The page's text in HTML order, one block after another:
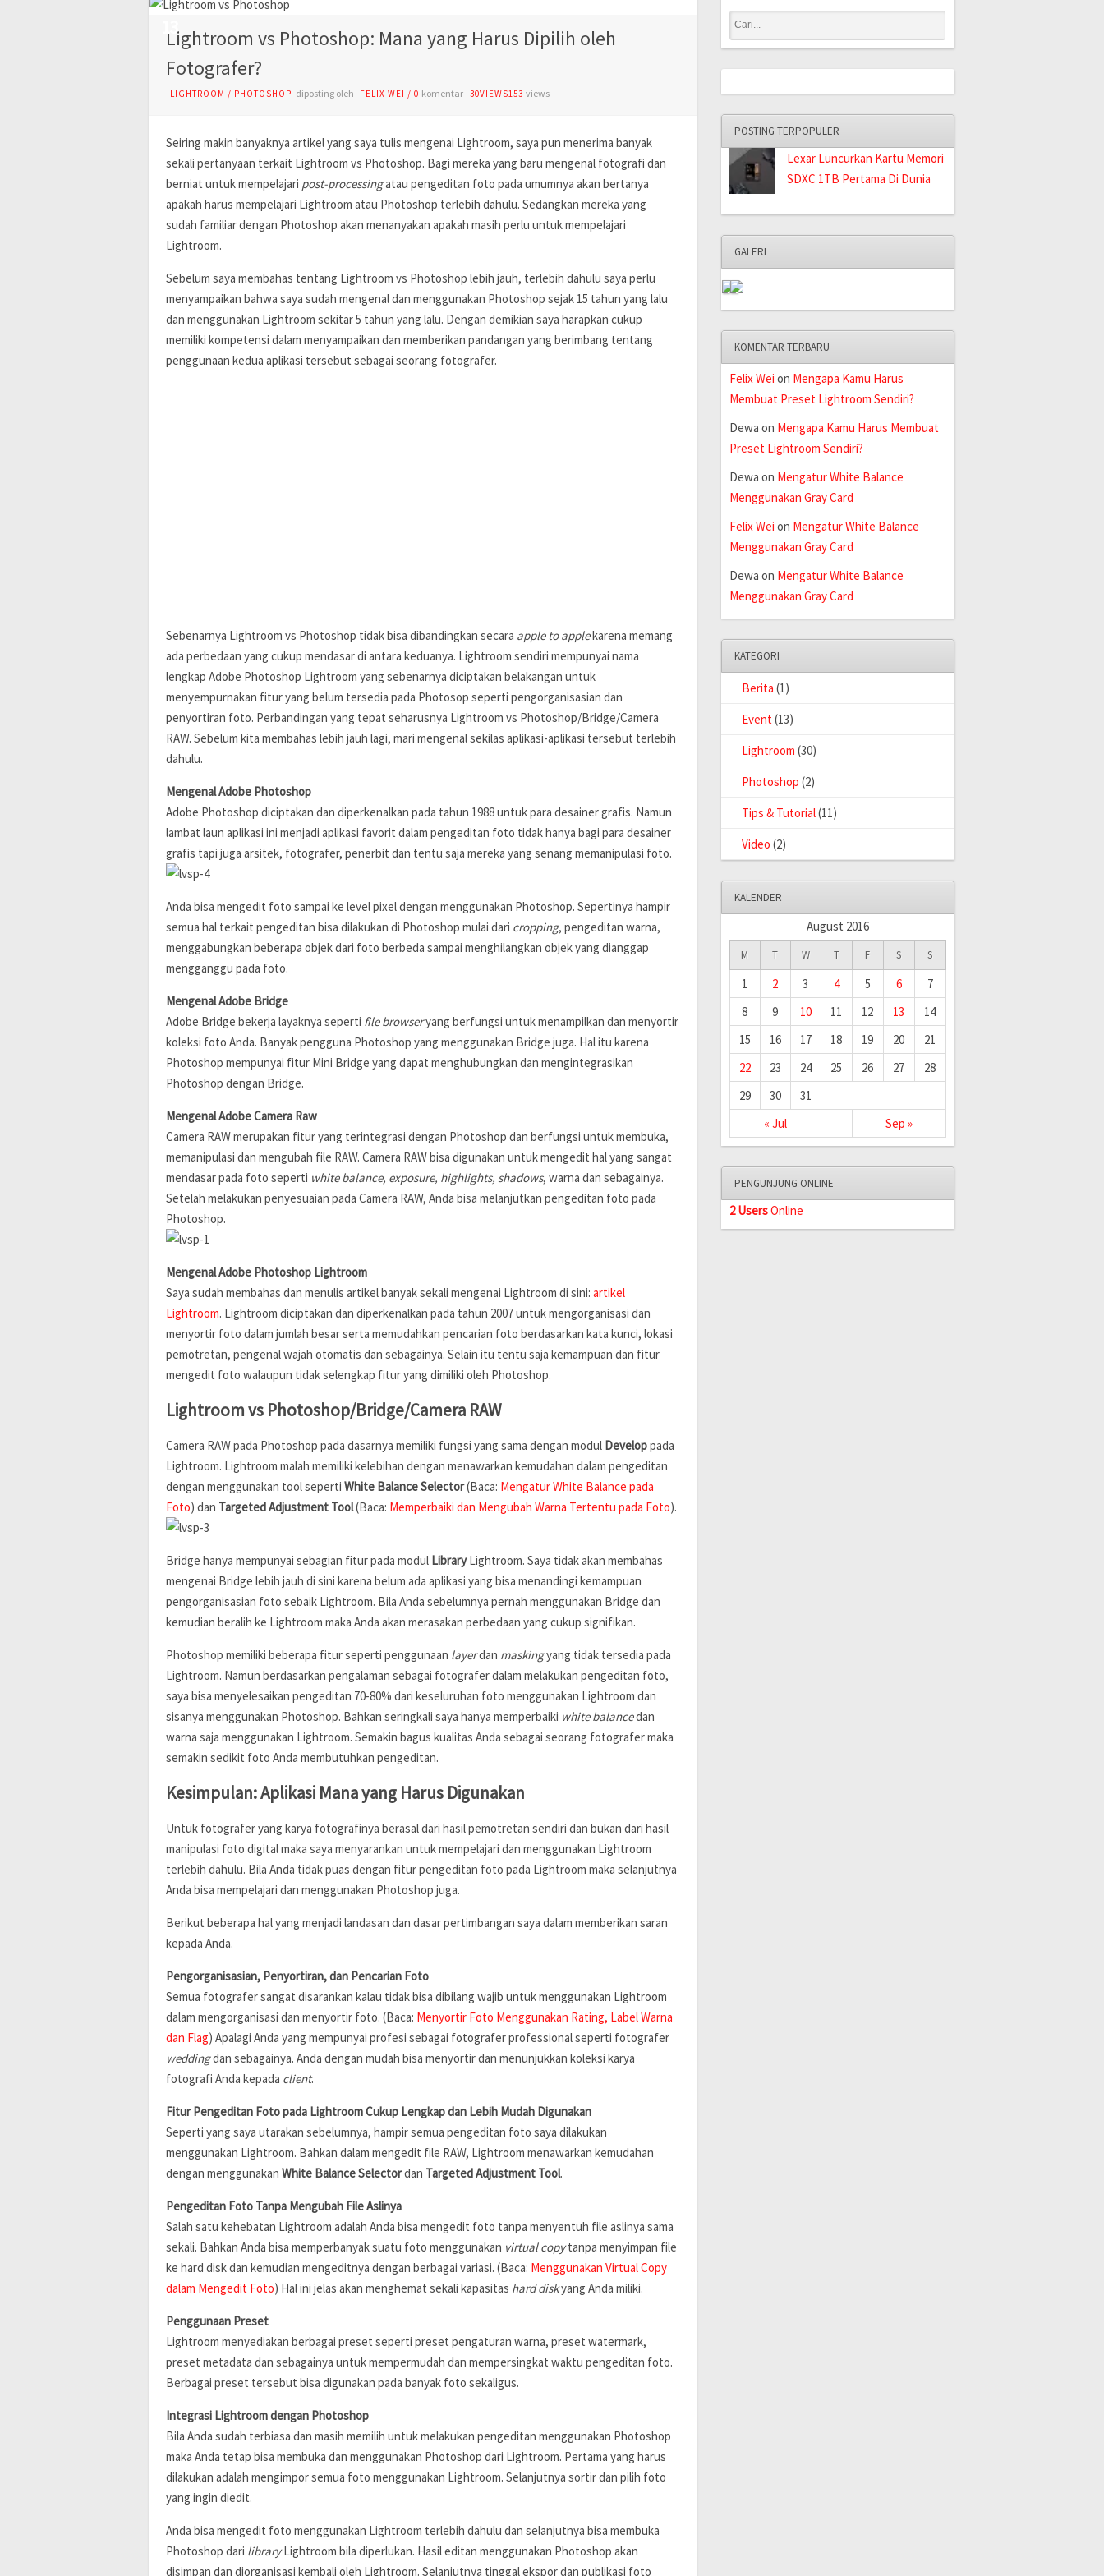
AUG
13
Lightroom vs Photoshop: Mana yang Harus Dipilih oleh
Fotografer?
LIGHTROOM / PHOTOSHOP diposting oleh FELIX WEI /0 komentar 30VIEWS153 views
Seiring makin banyaknya artikel yang saya tulis mengenai Lightroom, saya pun menerima banyak
sekali pertanyaan terkait Lightroom vs Photoshop. Bagi mereka yang baru mengenal fotografi dan
berniat untuk mempelajari post-processingatau pengeditan foto pada umumnya akan bertanya
apakah harus mempelajari Lightroom atau Photoshop terlebih dahulu. Sedangkan mereka yang
sudah familiar dengan Photoshop akan menanyakan apakah masih perlu untuk mempelajari
Lightroom.
Sebelum saya membahas tentang Lightroom vs Photoshop lebih jauh, terlebih dahulu saya perlu
menyampaikan bahwa saya sudah mengenal dan menggunakan Photoshop sejak 15 tahun yang lalu
dan menggunakan Lightroom sekitar 5 tahun yang lalu. Dengan demikian saya harapkan cukup
memiliki kompetensi dalam menyampaikan dan memberikan pandangan yang berimbang tentang
penggunaan kedua aplikasi tersebut sebagai seorang fotografer.
Sebenarnya Lightroom vs Photoshop tidak bisa dibandingkan secara apple to applekarena memang
ada perbedaan yang cukup mendasar di antara keduanya. Lightroom sendiri mempunyai nama
lengkap Adobe Photoshop Lightroom yang sebenarnya diciptakan belakangan untuk
menyempurnakan fitur yang belum tersedia pada Photosop seperti pengorganisasian dan
penyortiran foto. Perbandingan yang tepat seharusnya Lightroom vs Photoshop/Bridge/Camera
RAW. Sebelum kita membahas lebih jauh lagi, mari mengenal sekilas aplikasi-aplikasi tersebut terlebih
dahulu.
Mengenal Adobe Photoshop
Adobe Photoshop diciptakan dan diperkenalkan pada tahun 1988 untuk para desainer grafis. Namun
lambat laun aplikasi ini menjadi aplikasi favorit dalam pengeditan foto tidak hanya bagi para desainer
grafis tapi juga arsitek, fotografer, penerbit dan tentu saja mereka yang senang memanipulasi foto.
Anda bisa mengedit foto sampai ke level pixel dengan menggunakan Photoshop. Sepertinya hampir
semua hal terkait pengeditan bisa dilakukan di Photoshop mulai dari cropping, pengeditan warna,
menggabungkan beberapa objek dari foto berbeda sampai menghilangkan objek yang dianggap
mengganggu pada foto.
Mengenal Adobe Bridge
Adobe Bridge bekerja layaknya seperti file browseryang berfungsi untuk menampilkan dan menyortir
koleksi foto Anda. Banyak pengguna Photoshop yang menggunakan Bridge juga. Hal itu karena
Photoshop mempunyai fitur Mini Bridge yang dapat menghubungkan dan mengintegrasikan
Photoshop dengan Bridge.
Mengenal Adobe Camera Raw
Camera RAW merupakan fitur yang terintegrasi dengan Photoshop dan berfungsi untuk membuka,
memanipulasi dan mengubah file RAW. Camera RAW bisa digunakan untuk mengedit hal yang sangat
mendasar pada foto seperti white balance, exposure, highlights, shadows, warna dan sebagainya.
Setelah melakukan penyesuaian pada Camera RAW, Anda bisa melanjutkan pengeditan foto pada
Photoshop.
Mengenal Adobe Photoshop Lightroom
Saya sudah membahas dan menulis artikel banyak sekali mengenai Lightroom di sini:artikel
Lightroom. Lightroom diciptakan dan diperkenalkan pada tahun 2007 untuk mengorganisasi dan
menyortir foto dalam jumlah besar serta memudahkan pencarian foto berdasarkan kata kunci, lokasi
pemotretan, pengenal wajah otomatis dan sebagainya. Selain itu tentu saja kemampuan dan fitur
mengedit foto walaupun tidak selengkap fitur yang dimiliki oleh Photoshop.
Lightroom vs Photoshop/Bridge/Camera RAW
Camera RAW pada Photoshop pada dasarnya memiliki fungsi yang sama dengan modul Developpada
Lightroom. Lightroom malah memiliki kelebihan dengan menawarkan kemudahan dalam pengeditan
dengan menggunakan tool sepertiWhite Balance Selector(Baca: Mengatur White Balance pada
Foto) dan Targeted Adjustment Tool(Baca: Memperbaiki dan Mengubah Warna Tertentu pada Foto).
Bridge hanya mempunyai sebagian fitur pada modul LibraryLightroom. Saya tidak akan membahas
mengenai Bridge lebih jauh di sini karena belum ada aplikasi yang bisa menandingi kemampuan
pengorganisasian foto sebaik Lightroom. Bila Anda sebelumnya pernah menggunakan Bridge dan
kemudian beralih ke Lightroom maka Anda akan merasakan perbedaan yang cukup signifikan.
Photoshop memiliki beberapa fitur seperti penggunaan layerdan maskingyang tidak tersedia pada
Lightroom. Namun berdasarkan pengalaman sebagai fotografer dalam melakukan pengeditan foto,
saya bisa menyelesaikan pengeditan 70-80% dari keseluruhan foto menggunakan Lightroom dan
sisanya menggunakan Photoshop. Bahkan seringkali saya hanya memperbaiki white balancedan
warna saja menggunakan Lightroom. Semakin bagus kualitas Anda sebagai seorang fotografer maka
semakin sedikit foto Anda membutuhkan pengeditan.
Kesimpulan: Aplikasi Mana yang Harus Digunakan
Untuk fotografer yang karya fotografinya berasal dari hasil pemotretan sendiri dan bukan dari hasil
manipulasi foto digital maka saya menyarankan untuk mempelajari dan menggunakan Lightroom
terlebih dahulu. Bila Anda tidak puas dengan fitur pengeditan foto pada Lightroom maka selanjutnya
Anda bisa mempelajari dan menggunakan Photoshop juga.
Berikut beberapa hal yang menjadi landasan dan dasar pertimbangan saya dalam memberikan saran
kepada Anda.
Pengorganisasian, Penyortiran, dan Pencarian Foto
Semua fotografer sangat disarankan kalau tidak bisa dibilang wajib untuk menggunakan Lightroom
dalam mengorganisasi dan menyortir foto. (Baca: Menyortir Foto Menggunakan Rating, Label Warna
dan Flag) Apalagi Anda yang mempunyai profesi sebagai fotografer professional seperti fotografer
weddingdan sebagainya. Anda dengan mudah bisa menyortir dan menunjukkan koleksi karya
fotografi Anda kepada client.
Fitur Pengeditan Foto pada Lightroom Cukup Lengkap dan Lebih Mudah Digunakan
Seperti yang saya utarakan sebelumnya, hampir semua pengeditan foto saya dilakukan
menggunakan Lightroom. Bahkan dalam mengedit file RAW, Lightroom menawarkan kemudahan
dengan menggunakanWhite Balance Selectordan Targeted Adjustment Tool.
Pengeditan Foto Tanpa Mengubah File Aslinya
Salah satu kehebatan Lightroom adalah Anda bisa mengedit foto tanpa menyentuh file aslinya sama
sekali. Bahkan Anda bisa memperbanyak suatu foto menggunakan virtual copytanpa menyimpan file
ke hard disk dan kemudian mengeditnya dengan berbagai variasi. (Baca: Menggunakan Virtual Copy
dalam Mengedit Foto) Hal ini jelas akan menghemat sekali kapasitas hard diskyang Anda miliki.
Penggunaan Preset
Lightroom menyediakan berbagai preset seperti preset pengaturan warna, preset watermark,
preset metadata dan sebagainya untuk mempermudah dan mempersingkat waktu pengeditan foto.
Berbagai preset tersebut bisa digunakan pada banyak foto sekaligus.
Integrasi Lightroom dengan Photoshop
Bila Anda sudah terbiasa dan masih memilih untuk melakukan pengeditan menggunakan Photoshop
maka Anda tetap bisa membuka dan menggunakan Photoshop dari Lightroom. Pertama yang harus
dilakukan adalah mengimpor semua foto menggunakan Lightroom. Selanjutnya sortir dan pilih foto
yang ingin diedit.
Anda bisa mengedit foto menggunakan Lightroom terlebih dahulu dan selanjutnya bisa membuka
Photoshop dari libraryLightroom bila diperlukan. Hasil editan menggunakan Photoshop akan
disimpan dan diorganisasi kembali oleh Lightroom. Selanjutnya tinggal ekspor dan publikasi foto
POSTING TERPOPULER
Lexar Luncurkan Kartu Memori
SDXC 1TB Pertama Di Dunia
GALERI
KOMENTAR TERBARU
Felix Wei on Mengapa Kamu Harus
Membuat Preset Lightroom Sendiri?
Dewa on Mengapa Kamu Harus Membuat
Preset Lightroom Sendiri?
Dewa on Mengatur White Balance
Menggunakan Gray Card
Felix Wei on Mengatur White Balance
Menggunakan Gray Card
Dewa on Mengatur White Balance
Menggunakan Gray Card
KATEGORI
Berita (1)
Event (13)
Lightroom (30)
Photoshop (2)
Tips & Tutorial(11)
Video (2)
KALENDER
August 2016
M T W T F S S
« Jul Sep »
1 2 3 4 5 6
7
8
9 10 11 12 13
14
15
16 17 18 19 20
21
22
23 24 25 26 27
28
29
30 31
PENGUNJUNG ONLINE
2 UsersOnline